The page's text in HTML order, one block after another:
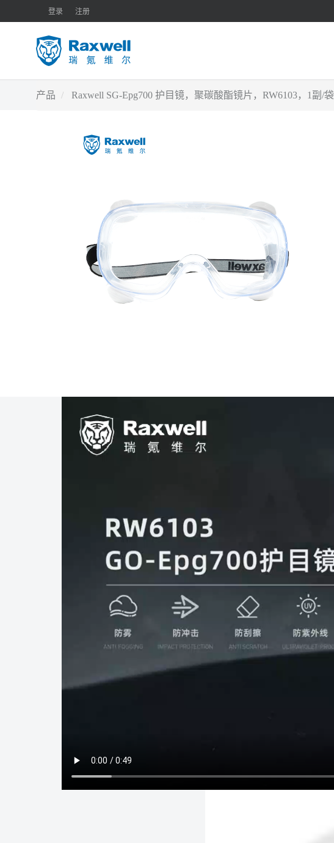
登录 注册
产品 Raxwell SG-Epg700 护目镜，聚碳酸酯镜片，RW6103，1副/袋